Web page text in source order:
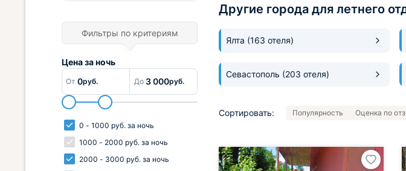
Другие города для летнего
Ялта (163 отеля)
Севастополь (203 отеля)
Сортировать: Популярность Оценка по
Фильтры по критериям
Цена заночь
От 0руб. До 3 000руб.
0 - 1000 руб. за ночь
1000 - 2000 руб. за ночь
2000 - 3000 руб. за ночь